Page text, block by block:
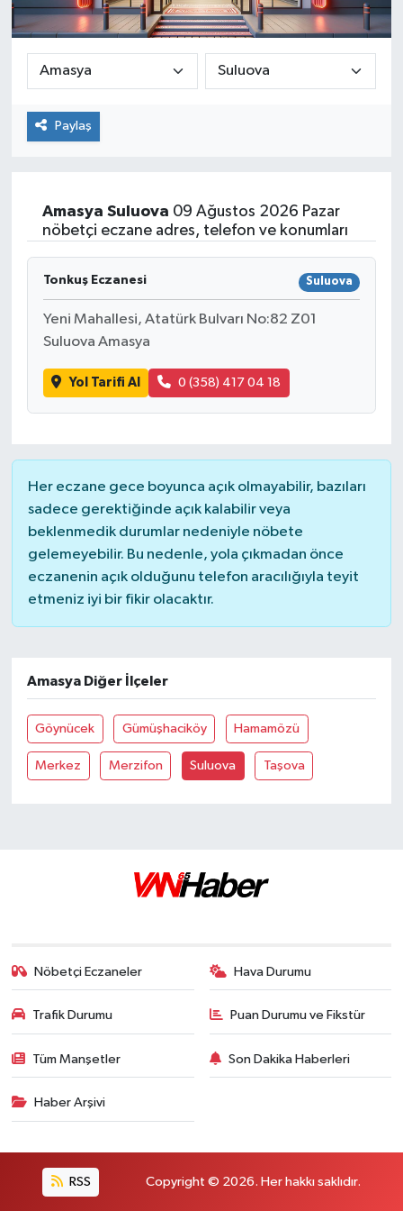
Paylaş
Amasya Suluova 09 Ağustos 2026 Pazar
nöbetçi eczane adres, telefon ve konumları
Tonkuş Eczanesi Suluova
Yeni Mahallesi, Atatürk Bulvarı No:82 Z01
Suluova Amasya
Yol Tarifi Al 0 (358) 417 04 18
Her eczane gece boyunca açık olmayabilir, bazıları
sadece gerektiğinde açık kalabilir veya
beklenmedik durumlar nedeniyle nöbete
gelemeyebilir. Bu nedenle, yola çıkmadan önce
eczanenin açık olduğunu telefon aracılığıyla teyit
etmeniz iyi bir fikir olacaktır.
Amasya Diğer İlçeler
Göynücek Gümüşhaciköy Hamamözü
Merkez Merzifon Suluova Taşova
Nöbetçi Eczaneler Hava Durumu
Trafik Durumu Puan Durumu ve Fikstür
Tüm Manşetler Son Dakika Haberleri
Haber Arşivi
RSS Copyright © 2026. Her hakkı saklıdır.